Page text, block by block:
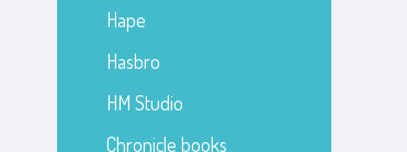
Hape
Hasbro
HM Studio
Chronicle books